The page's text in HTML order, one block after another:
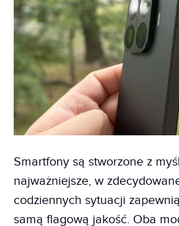
Smartfony są stworzone z
najważniejsze, w
codziennych sytuacji
samą flagową jakość. Oba